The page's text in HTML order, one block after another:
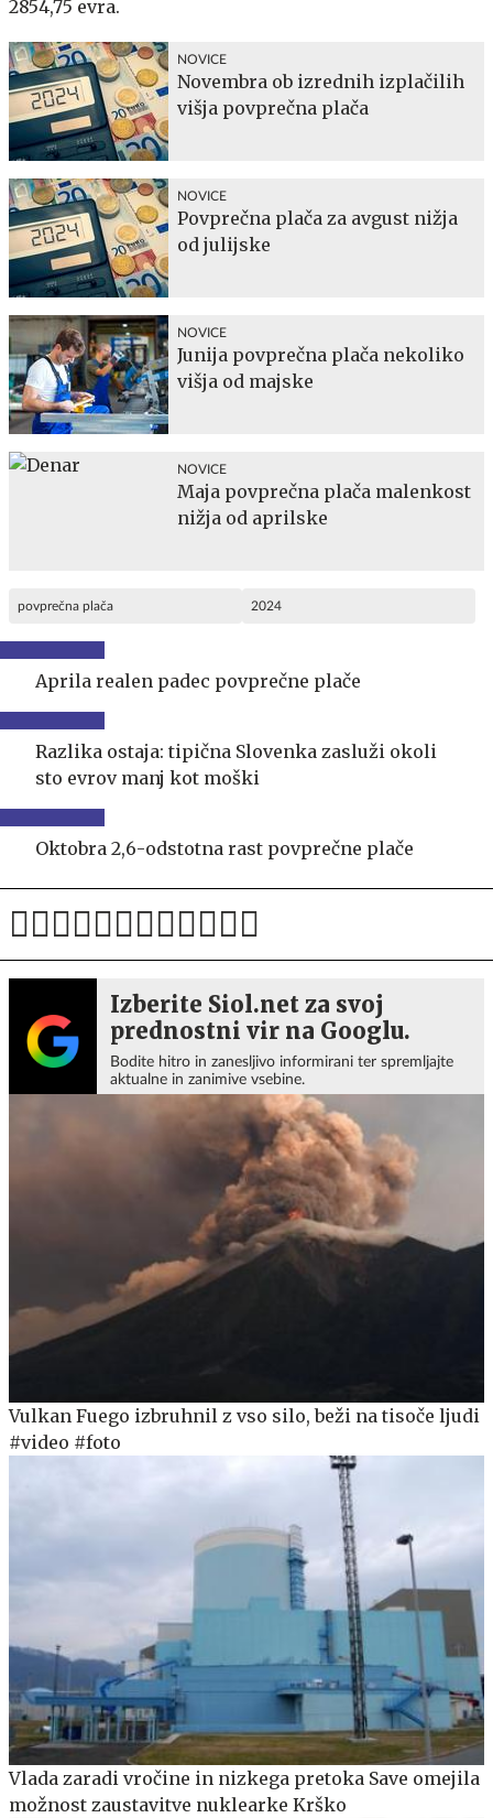
2854,75 evra.
NOVICE
Novembra ob izrednih izplačilih
višja povprečna plača
NOVICE
Povprečna plača za avgust nižja
od julijske
NOVICE
Junija povprečna plača nekoliko
višja od majske
NOVICE
Maja povprečna plača malenkost
nižja od aprilske
povprečna plača 2024
Aprila realen padec povprečne plače
Razlika ostaja: tipična Slovenka zasluži okoli
sto evrov manj kot moški
Oktobra 2,6-odstotna rast povprečne plače
Izberite Siol.net za svoj
prednostni vir na Googlu.
Bodite hitro in zanesljivo informirani ter spremljajte
aktualne in zanimive vsebine.
Vulkan Fuego izbruhnil z vso silo, beži na tisoče ljudi
#video #foto
Vlada zaradi vročine in nizkega pretoka Save omejila
možnost zaustavitve nuklearke Krško